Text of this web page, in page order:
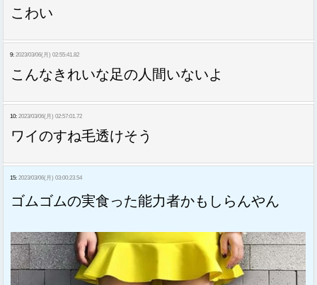
こわい
9: 2023/03/06(月) 02:55:41.82
こんなきれいな足の人間いないよ
10: 2023/03/06(月) 02:57:01.72
ワイのすね毛透けそう
15: 2023/03/06(月) 03:00:23.54
ゴムゴムの実食った能力者かもしらんやん